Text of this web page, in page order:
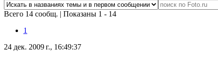
Всего 14 сообщ. | Показаны 1 - 14
1
24 дек. 2009 г., 16:49:37